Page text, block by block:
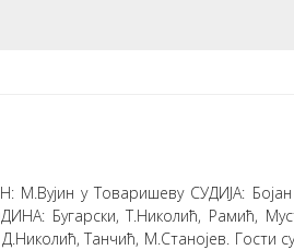
у Товаришеву СУДИЈА:
Бугарски, Т.Николић, Рамић,
Танчић, М.Станојев. Гости